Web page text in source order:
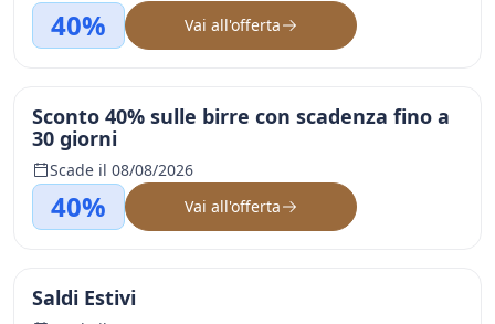
40% Vai all'offerta
Sconto 40% sulle birre con scadenza fino a
30 giorni
Scade il 08/08/2026
40% Vai all'offerta
Saldi Estivi